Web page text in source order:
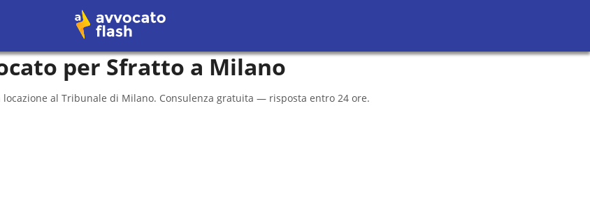
per Sfratto a Milano
al Tribunale di Milano. Consulenza gratuita — risposta entro 24 ore.